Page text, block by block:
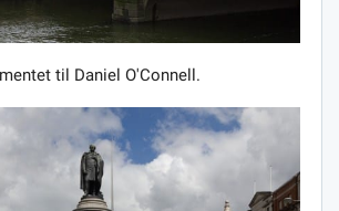
til Daniel O'Connell.